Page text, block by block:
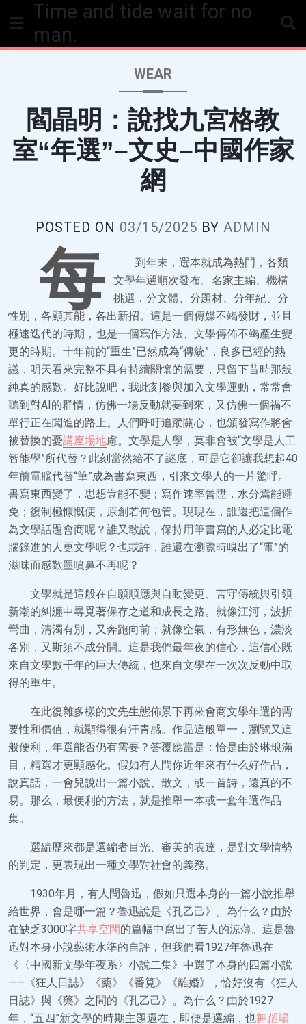
Time and tide wait for no
man.
WEAR
閻晶明：說找九宮格教
室“年選”–文史–中國作家
網
POSTED ON 03/15/2025 BY ADMIN
每
到年末，選本就成為熱門，各類
文學年選順次發布。名家主編、機構
挑選，分文體、分題材、分年紀、分
性別，各顯其能，各出新招。這是一個傳媒不竭發財，並且
極速迭代的時期，也是一個寫作方法、文學傳佈不竭產生變
更的時期。十年前的“重生”已然成為“傳統”，良多已經的熱
議，明天看來完整不具有持續關懷的需要，只留下昔時那般
純真的感歎。好比說吧，我此刻餐與加入文學運動，常常會
聽到對AI的群情，仿佛一場反動就要到來，又仿佛一個禍不
單行正在闖進的路上。人們呼吁追蹤關心，也頒發寫作將會
被替換的憂講座場地慮。文學是人學，莫非會被“文學是人工
智能學”所代替？此刻當然給不了謎底，可是它卻讓我想起40
年前電腦代替“筆”成為書寫東西，引來文學人的一片驚呼。
書寫東西變了，思想豈能不變；寫作速率晉陞，水分焉能避
免；復制極慷慨便，原創若何包管。現現在，誰還把這個作
為文學話題會商呢？誰又敢說，保持用筆書寫的人必定比電
腦錄進的人更文學呢？也或許，誰還在瀏覽時嗅出了“電”的
滋味而感歎墨噴鼻不再呢？
文學就是這般在自願順應與自動變更、苦守傳統與引領
新潮的糾纏中尋覓著保存之道和成長之路。就像江河，波折
彎曲，清濁有別，又奔跑向前；就像空氣，有形無色，濃淡
各別，又斯須不成分開。這是我們最年夜的信心，這信心既
來自文學數千年的巨大傳統，也來自文學在一次次反動中取
得的重生。
在此復雜多樣的文先生態佈景下再來會商文學年選的需
要性和價值，就顯得很有汗青感。作品這般單一，瀏覽又這
般便利，年選能否仍有需要？答覆應當是：恰是由於琳琅滿
目，精選才更顯感化。假如有人問你近年來有什么好作品，
說真話，一會兒說出一篇小說、散文，或一首詩，還真的不
易。那么，最便利的方法，就是推舉一本或一套年選作品
集。
選編歷來都是選編者目光、審美的表達，是對文學情勢
的判定，更表現出一種文學對社會的義務。
1930年月，有人問魯迅，假如只選本身的一篇小說推舉
給世界，會是哪一篇？魯迅說是《孔乙己》。為什么？由於
在缺乏3000字共享空間的篇幅中寫出了苦人的涼薄。這是魯
迅對本身小說藝術水準的自評，但我們看1927年魯迅在
《〈中國新文學年夜系〉小說二集》中選了本身的四篇小說
——《狂人日誌》《藥》《番筧》《離婚》，恰好沒有《狂人
日誌》與《藥》之間的《孔乙己》。為什么？由於1927
年，“五四”新文學的時期主題還在，即便是選編，也舞蹈場